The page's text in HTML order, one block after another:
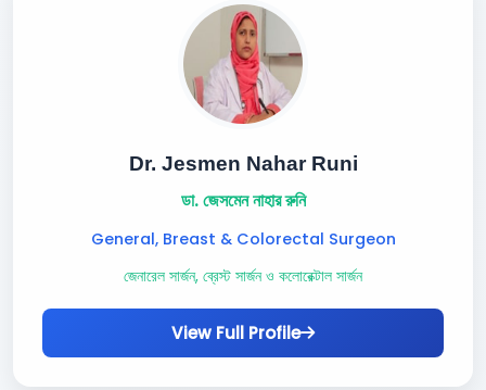
Dr. Jesmen Nahar Runi
ডা. জেসমেন নাহার রুনি
General, Breast & Colorectal Surgeon
জেনারেল সার্জন, ব্রেস্ট সার্জন ও কলোরেক্টাল সার্জন
View Full Profile